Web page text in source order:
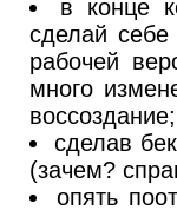
в конце
сделай
рабочей
много
воссоздание;
сделав
(зачем?
опять